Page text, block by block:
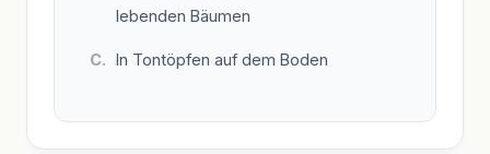
lebenden Bäumen
In Tontöpfen auf dem Boden